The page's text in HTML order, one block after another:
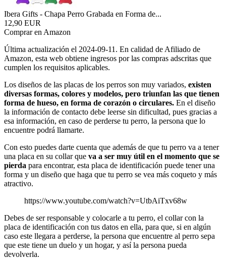
Ibera Gifts - Chapa Perro Grabada en Forma de...
12,90 EUR
Comprar en Amazon
Última actualización el 2024-09-11. En calidad de Afiliado de
Amazon, esta web obtiene ingresos por las compras adscritas que
cumplen los requisitos aplicables.
Los diseños de las placas de los perros son muy variados, existen
diversas formas, colores y modelos, pero triunfan las que tienen
forma de hueso, en forma de corazón o circulares. En el diseño
la información de contacto debe leerse sin dificultad, pues gracias a
esa información, en caso de perderse tu perro, la persona que lo
encuentre podrá llamarte.
Con esto puedes darte cuenta que además de que tu perro va a tener
una placa en su collar que va a ser muy útil en el momento que se
pierda para encontrar, esta placa de identificación puede tener una
forma y un diseño que haga que tu perro se vea más coqueto y más
atractivo.
https://www.youtube.com/watch?v=UtbAiTxv68w
Debes de ser responsable y colocarle a tu perro, el collar con la
placa de identificación con tus datos en ella, para que, si en algún
caso este llegara a perderse, la persona que encuentre al perro sepa
que este tiene un duelo y un hogar, y así la persona pueda
devolverla.